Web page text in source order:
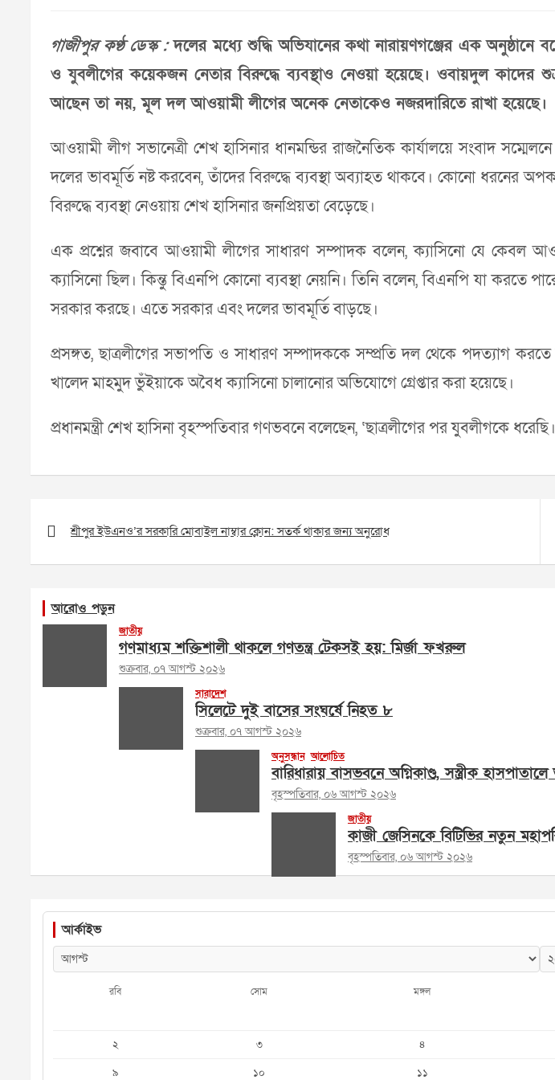
গাজীপুর কণ্ঠ ডেস্ক :দলের মধ্যে শুদ্ধি অভিযানের কথা নারায়ণগঞ্জের এক অনুষ্ঠানে
ও যুবলীগের কয়েকজন নেতার বিরুদ্ধে ব্যবস্থাও নেওয়া হয়েছে। ওবায়দুল কাদের
আছেন তা নয়, মূল দল আওয়ামী লীগের অনেক নেতাকেও নজরদারিতে রাখা হয়েছে।
আওয়ামী লীগ সভানেত্রী শেখ হাসিনার ধানমন্ডির রাজনৈতিক কার্যালয়ে সংবাদ
দলের ভাবমূর্তি নষ্ট করবেন, তাঁদের বিরুদ্ধে ব্যবস্থা অব্যাহত থাকবে। কোনো ধরনের
বিরুদ্ধে ব্যবস্থা নেওয়ায় শেখ হাসিনার জনপ্রিয়তা বেড়েছে।
এক প্রশ্নের জবাবে আওয়ামী লীগের সাধারণ সম্পাদক বলেন, ক্যাসিনো যে
ক্যাসিনো ছিল। কিন্তু বিএনপি কোনো ব্যবস্থা নেয়নি। তিনি বলেন, বিএনপি যা করতে
সরকার করছে। এতে সরকার এবং দলের ভাবমূর্তি বাড়ছে।
প্রসঙ্গত, ছাত্রলীগের সভাপতি ও সাধারণ সম্পাদককে সম্প্রতি দল থেকে পদত্যাগ
খালেদ মাহমুদ ভুঁইয়াকে অবৈধ ক্যাসিনো চালানোর অভিযোগে গ্রেপ্তার করা হয়েছে।
প্রধানমন্ত্রী শেখ হাসিনা বৃহস্পতিবার গণভবনে বলেছেন, ‘ছাত্রলীগের পর যুবলীগকে
navigation
শ্রীপুর ইউএনও’র সরকারি মোবাইল নাম্বার ক্লোন: সতর্ক থাকার জন্য অনুরোধ
আরোও পড়ুন
জাতীয়
গণমাধ্যম শক্তিশালী থাকলে গণতন্ত্র টেকসই হয়: মির্জা ফখরুল
শুক্রবার, ০৭ আগস্ট ২০২৬
সারাদেশ
সিলেটে দুই বাসের সংঘর্ষে নিহত ৮
শুক্রবার, ০৭ আগস্ট ২০২৬
অনুসন্ধান আলোচিত
বারিধারায় বাসভবনে অগ্নিকাণ্ড, সস্ত্রীক
বৃহস্পতিবার, ০৬ আগস্ট ২০২৬
জাতীয়
কাজী জেসিনকে বিটিভির নতুন
বৃহস্পতিবার, ০৬ আগস্ট ২০২৬
আর্কাইভ
রবি সোম মঙ্গল
২
৩ ৪
৯
১০ ১১